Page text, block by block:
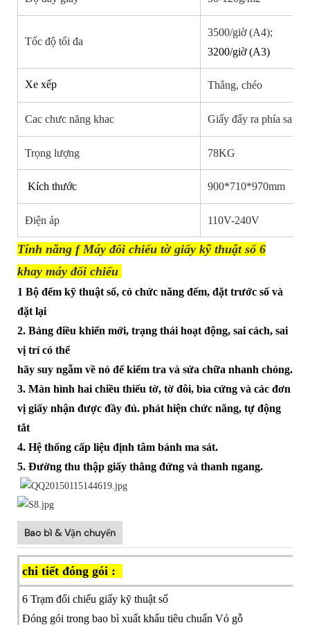
Tốc độ tối đa
3500/giờ (A4);
3200/giờ (A3)
Xe xếp Thẳng, chéo
Cac chưc năng khac Giấy đẩy ra phía sau,
Trọng lượng 78KG
Kích thước 900*710*970mm
Điện áp 110V-240V
Tính năng f Máy đối chiếu tờ giấy kỹ thuật số 6
khay máy đối chiếu
1 Bộ đếm kỹ thuật số, có chức năng đếm, đặt trước số và
đặt lại
2. Bảng điều khiển mới, trạng thái hoạt động, sai cách, sai
vị trí có thể
hãy suy ngẫm về nó để kiểm tra và sửa chữa nhanh chóng.
3. Màn hình hai chiều thiếu tờ, tờ đôi, bìa cứng và các đơn
vị giấy nhận được đầy đủ. phát hiện chức năng, tự động
tắt
4. Hệ thống cấp liệu định tâm bánh ma sát.
5. Đường thu thập giấy thẳng đứng và thanh ngang.
Bao bì & Vận chuyển
chi tiết đóng gói :
6 Trạm đối chiếu giấy kỹ thuật số
Đóng gói trong bao bì xuất khẩu tiêu chuẩn Vỏ gỗ